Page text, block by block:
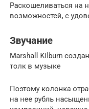
Раскошеливаться на
возможностей, с
Звучание
Marshall Kilburn
толк в музыке
Поэтому колонка
на нее рубль